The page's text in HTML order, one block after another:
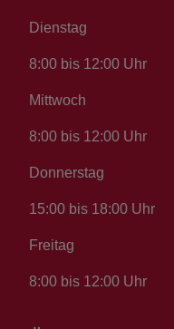
Dienstag
8:00 bis 12:00 Uhr
Mittwoch
8:00 bis 12:00 Uhr
Donnerstag
15:00 bis 18:00 Uhr
Freitag
8:00 bis 12:00 Uhr